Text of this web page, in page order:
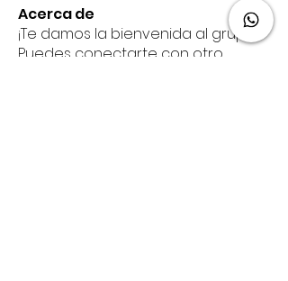
Acerca de
¡Te damos la bienvenida al grupo!
Puedes conectarte con otro